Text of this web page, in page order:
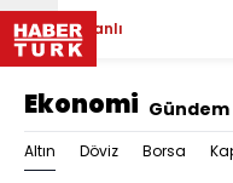
Canlı
Ekonomi Gündem
Altın Döviz Borsa